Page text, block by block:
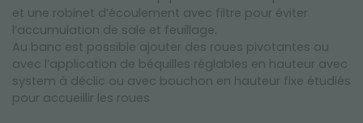
et une robinet d’écoulement avec filtre pour éviter
l’accumulation de sale et feuillage.
Au banc est possible ajouter des roues pivotantes ou
avec l’application de béquilles réglables en hauteur avec
system à déclic ou avec bouchon en hauteur fixe étudiés
pour accueillir les roues